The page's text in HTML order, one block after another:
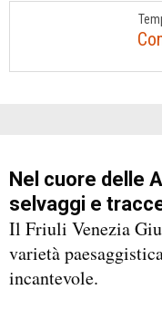
Nel cuore delle
selvaggi e
Il Friuli Venezia
varietà
incantevole.